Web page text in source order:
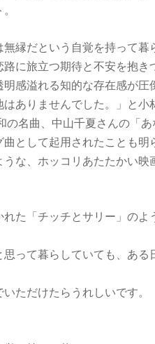
縁だという自覚を持って暮
に旅立つ期待と不安を抱き
明感溢れる知的な存在感が圧
ありませんでした。」と小
名曲、中山千夏さんの「あ
として起用されたことも明
な、ホッコリあたたかい映
た「チッチとサリー」のよ
って暮らしていても、ある
ただけたらうれしいです。